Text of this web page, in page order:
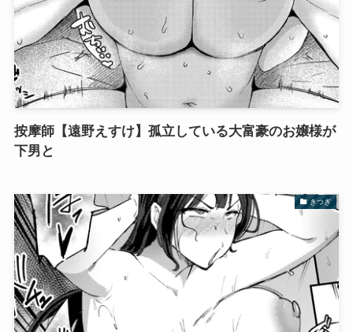
按摩師【遠野えすけ】孤立している大富豪のお嬢様が
下男と
きつぎ